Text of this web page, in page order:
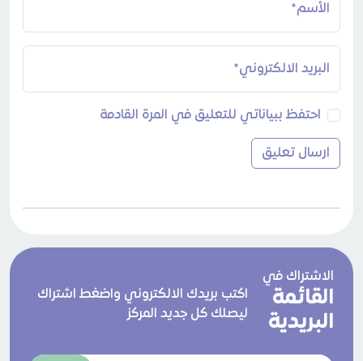
الأسم*
البريد الالكتروني*
احتفظ ببياناتي للتعليق في المرة القادمة
الاشتراك في
القائمة
البريدية
اكتب بريدك الالكتروني واضغط اشتراك
ليصلك كل جديد المركز